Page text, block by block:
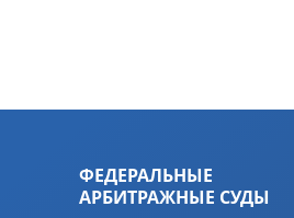
ФЕДЕРАЛЬНЫЕ
АРБИТРАЖНЫЕ СУДЫ